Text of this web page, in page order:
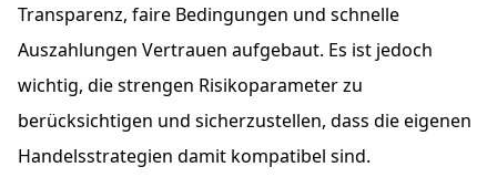
Transparenz, faire Bedingungen und schnelle
Auszahlungen Vertrauen aufgebaut. Es ist jedoch
wichtig, die strengen Risikoparameter zu
berücksichtigen und sicherzustellen, dass die eigenen
Handelsstrategien damit kompatibel sind.